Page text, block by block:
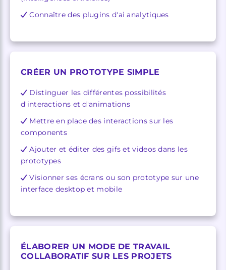
Connaître des plugins d'ai analytiques
CRÉER UN PROTOTYPE SIMPLE
Distinguer les différentes possibilités
d'interactions et d'animations
Mettre en place des interactions sur les
components
Ajouter et éditer des gifs et videos dans les
prototypes
Visionner ses écrans ou son prototype sur une
interface desktop et mobile
ÉLABORER UN MODE DE TRAVAIL
COLLABORATIF SUR LES PROJETS